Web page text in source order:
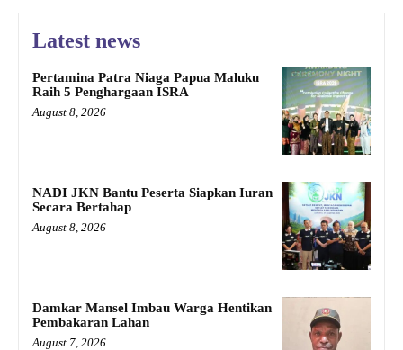
Latest news
Pertamina Patra Niaga Papua Maluku
Raih 5 Penghargaan ISRA
August 8, 2026
NADI JKN Bantu Peserta Siapkan Iuran
Secara Bertahap
August 8, 2026
Damkar Mansel Imbau Warga Hentikan
Pembakaran Lahan
August 7, 2026